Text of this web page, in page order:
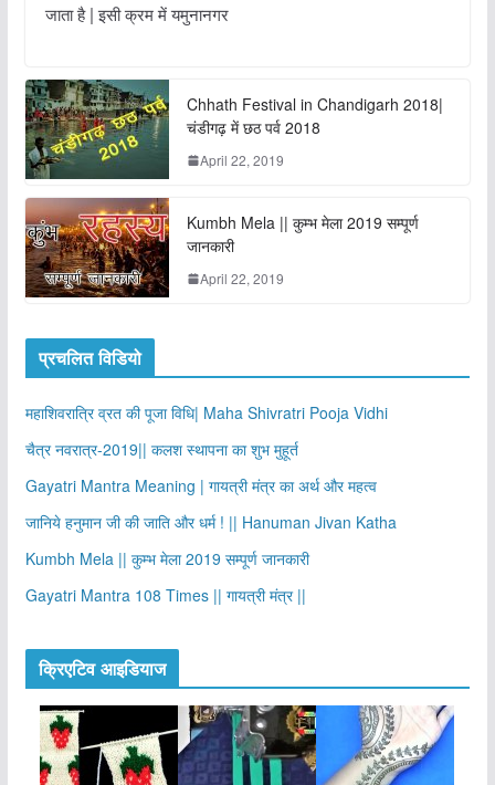
जाता है | इसी क्रम में यमुनानगर
Chhath Festival in Chandigarh 2018|
चंडीगढ़ में छठ पर्व 2018
April 22, 2019
Kumbh Mela || कुम्भ मेला 2019 सम्पूर्ण
जानकारी
April 22, 2019
प्रचलित विडियो
महाशिवरात्रि व्रत की पूजा विधि| Maha Shivratri Pooja Vidhi
चैत्र नवरात्र-2019|| कलश स्थापना का शुभ मुहूर्त
Gayatri Mantra Meaning | गायत्री मंत्र का अर्थ और महत्व
जानिये हनुमान जी की जाति और धर्म ! || Hanuman Jivan Katha
Kumbh Mela || कुम्भ मेला 2019 सम्पूर्ण जानकारी
Gayatri Mantra 108 Times || गायत्री मंत्र ||
क्रिएटिव आइडियाज